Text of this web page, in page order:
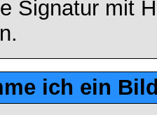
Signatur mit
ich ein